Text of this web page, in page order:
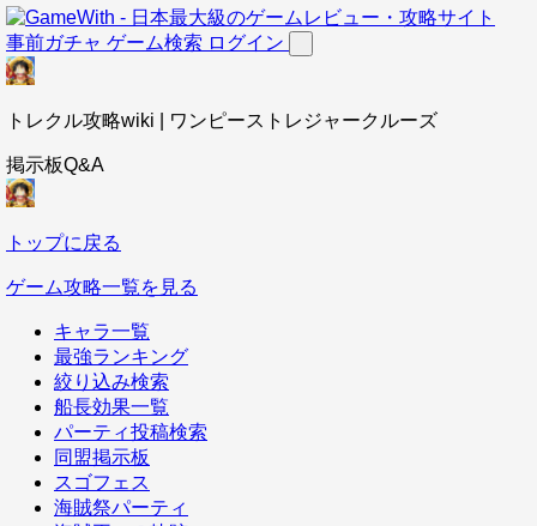
事前ガチャ ゲーム検索 ログイン
トレクル攻略wiki | ワンピーストレジャークルーズ
掲示板Q&A
トップに戻る
ゲーム攻略一覧を見る
キャラ一覧
最強ランキング
絞り込み検索
船長効果一覧
パーティ投稿検索
同盟掲示板
スゴフェス
海賊祭パーティ